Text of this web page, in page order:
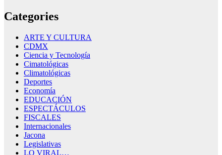
Categories
ARTE Y CULTURA
CDMX
Ciencia y Tecnología
Cimatológicas
Climatológicas
Deportes
Economía
EDUCACIÓN
ESPECTÁCULOS
FISCALES
Internacionales
Jacona
Legislativas
LO VIRAL…